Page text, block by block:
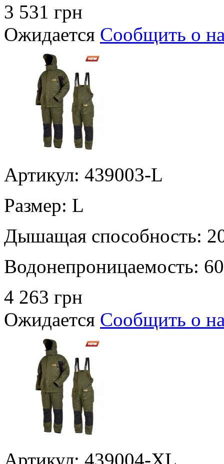
3 531 грн
Ожидается Сообщить о
Артикул: 439003-L
Размер: L
Дышащая способность:
Водонепроницаемость:
4 263 грн
Ожидается Сообщить о
Артикул: 439004-XL